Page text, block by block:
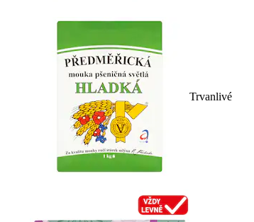
Trvanlivé